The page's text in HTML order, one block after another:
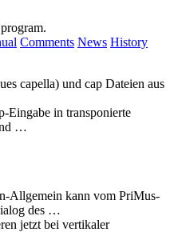
Comments News History
capella) und cap Dateien aus
Eingabe in transponierte
…
Allgemein kann vom PriMus-
des …
jetzt bei vertikaler